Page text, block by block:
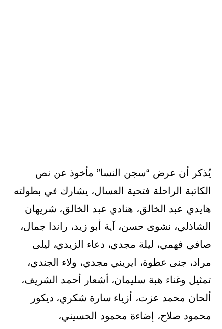
يُذكر أن عرض “سجن النسا” مأخوذ عن نص
الكاتبة الراحلة فتحية العسال، يشارك في بطولته
هايدي عبد الخالق، هنادي عبد الخالق، شريهان
الشاذلي، نشوى حسن، آية أبو زيد، راندا جمال،
صافي فهمي، ليلة مجدي، دعاء الزيدي، ليلى
مراد، جنى عطوة، ايريني مجدي، ولاء الجندي،
تمثيل وغناء هبة سليمان، أشعار أحمد الشريف،
ألحان محمد عزت، أزياء سارة شكري، ديكور
محمود صلاح، إضاءة محمود الحسيني،